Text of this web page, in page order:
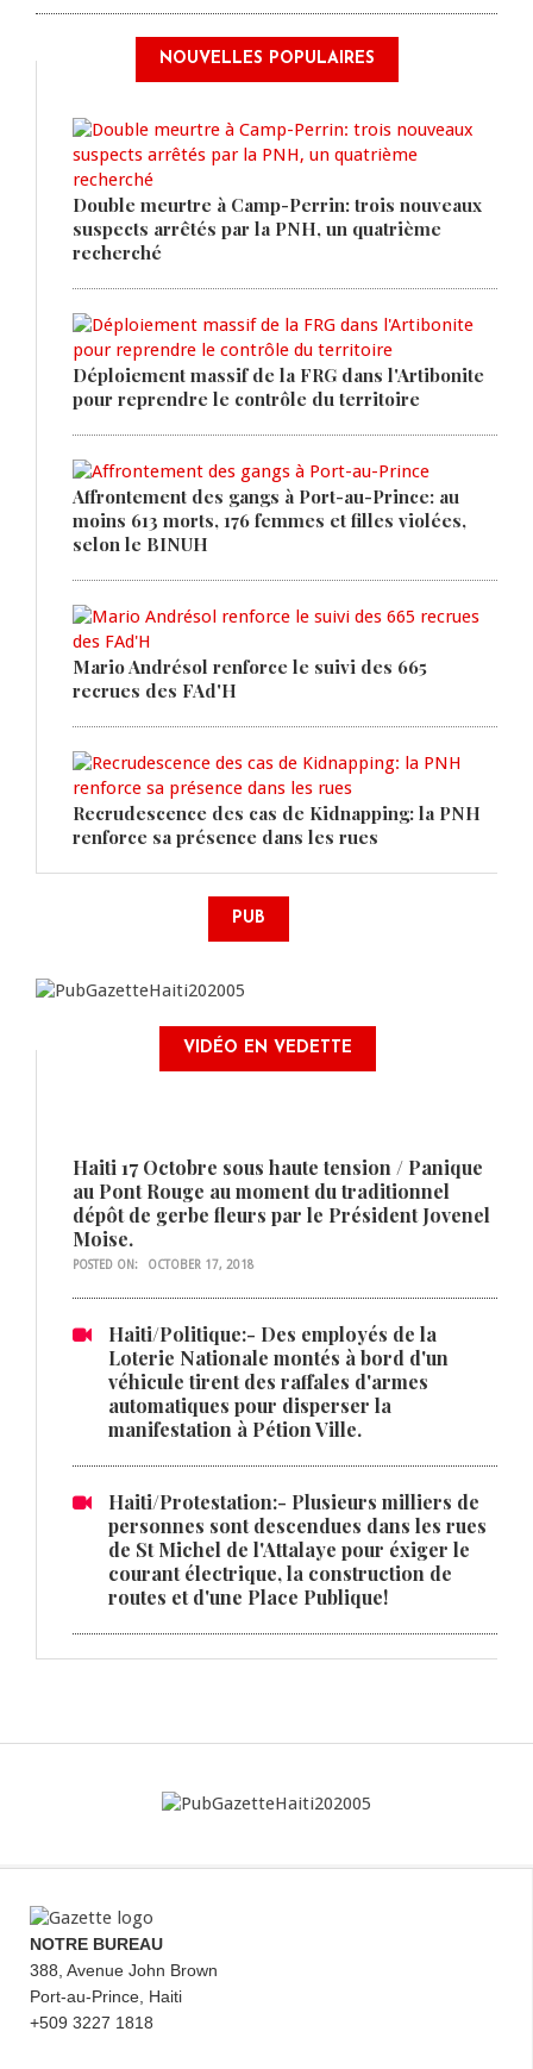
NOUVELLES POPULAIRES
Double meurtre à Camp-Perrin: trois nouveaux
suspects arrêtés par la PNH, un quatrième
recherché
Déploiement massif de la FRG dans l'Artibonite
pour reprendre le contrôle du territoire
Affrontement des gangs à Port-au-Prince: au
moins 613 morts, 176 femmes et filles violées,
selon le BINUH
Mario Andrésol renforce le suivi des 665
recrues des FAd'H
Recrudescence des cas de Kidnapping: la PNH
renforce sa présence dans les rues
PUB
VIDÉO EN VEDETTE
Haiti 17 Octobre sous haute tension / Panique
au Pont Rouge au moment du traditionnel
dépôt de gerbe fleurs par le Président Jovenel
Moise.
POSTED ON: OCTOBER 17, 2018
Haiti/Politique:- Des employés de la
Loterie Nationale montés à bord d'un
véhicule tirent des raffales d'armes
automatiques pour disperser la
manifestation à Pétion Ville.
Haiti/Protestation:- Plusieurs milliers de
personnes sont descendues dans les rues
de St Michel de l'Attalaye pour éxiger le
courant électrique, la construction de
routes et d'une Place Publique!
NOTRE BUREAU
388, Avenue John Brown
Port-au-Prince, Haiti
+509 3227 1818